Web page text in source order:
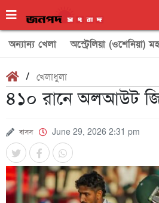
অন্যান্য খেলা অস্ট্রেলিয়া (ওশেনিয়া)
/ খেলাধুলা
৪১০ রানে অলআউট
বাসস June 29, 2026 2:31 pm